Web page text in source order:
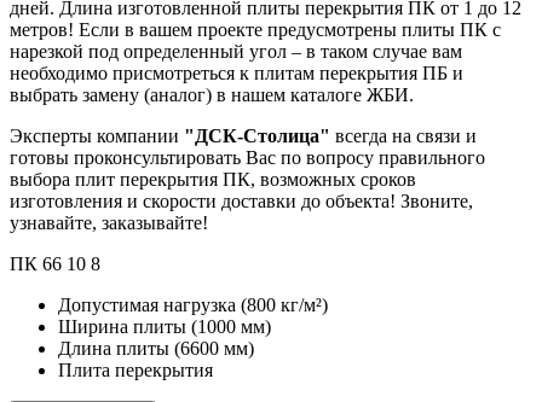
дней. Длина изготовленной плиты перекрытия ПК от 1 до 12
метров! Если в вашем проекте предусмотрены плиты ПК с
нарезкой под определенный угол – в таком случае вам
необходимо присмотреться к плитам перекрытия ПБ и
выбрать замену (аналог) в нашем каталоге ЖБИ.
Эксперты компании "ДСК-Столица" всегда на связи и
готовы проконсультировать Вас по вопросу правильного
выбора плит перекрытия ПК, возможных сроков
изготовления и скорости доставки до объекта! Звоните,
узнавайте, заказывайте!
ПК 66 10 8
Допустимая нагрузка (800 кг/м²)
Ширина плиты (1000 мм)
Длина плиты (6600 мм)
Плита перекрытия